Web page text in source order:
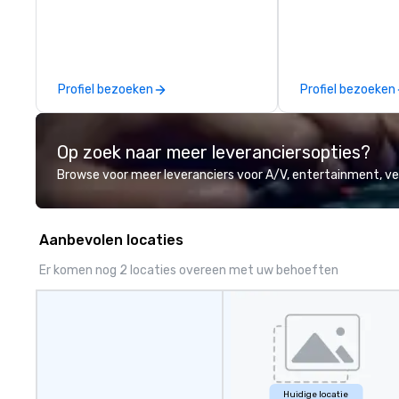
Profiel bezoeken Profiel bezoeken
Op zoek naar meer leveranciersopties?
Browse voor meer leveranciers voor A/V, entertainment,
Aanbevolen locaties
Er komen nog 2 locaties overeen met uw behoeften
Huidige locatie